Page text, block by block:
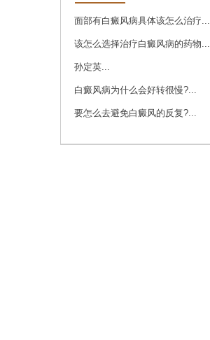
面部有白癜风病具体该怎么治疗...
该怎么选择治疗白癜风病的药物...
孙定英...
白癜风病为什么会好转很慢?...
要怎么去避免白癜风的反复?...